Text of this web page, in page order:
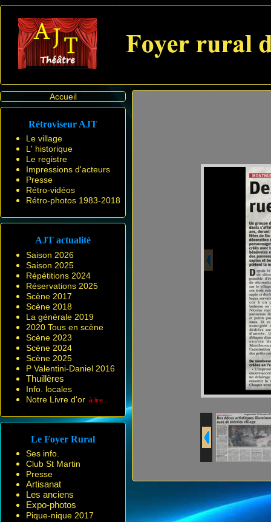
Accueil
Rétroviseur AJT
Le village
L' historique
Le registre
Impressions d'acteurs
Presse
Rétro-vidéos
Rétro-photos 1983-2018
AJT actualité
Saison 2026
Saison 2025
Répétitions 2024
Réservations 2025
Scène 2017
Scène 2018
La générale 2019
2020 Tous en scène
Scène 2023
Scène 2024
Scène 2025
P Valentini-Daniel 2016
Thuillères
Info. locales
Notre Livre d'or à lire...
Le Foyer Rural
Ses info.
Club St Martin
Presse
Artisanat
Les anciens
Expo-photos
Pique-nique 2017